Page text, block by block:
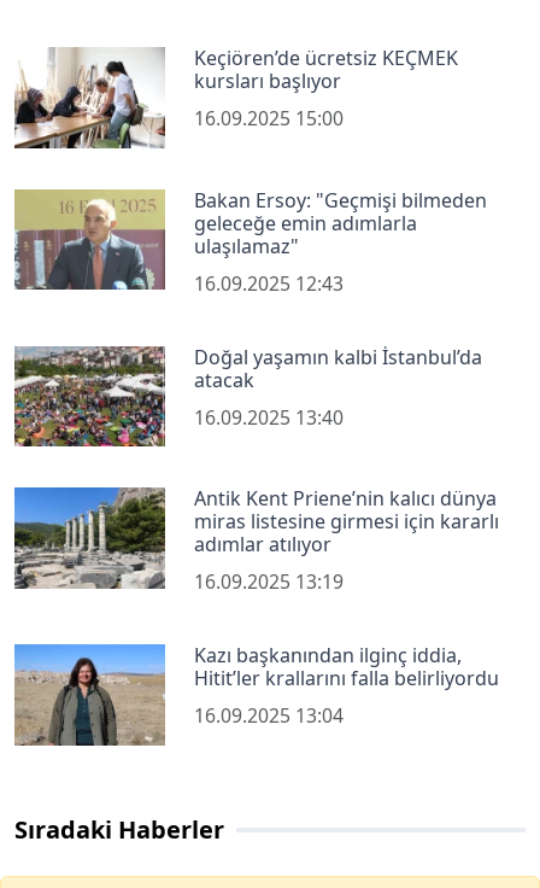
Keçiören’de ücretsiz KEÇMEK
kursları başlıyor
16.09.2025 15:00
Bakan Ersoy: "Geçmişi bilmeden
geleceğe emin adımlarla
ulaşılamaz"
16.09.2025 12:43
Doğal yaşamın kalbi İstanbul’da
atacak
16.09.2025 13:40
Antik Kent Priene’nin kalıcı dünya
miras listesine girmesi için kararlı
adımlar atılıyor
16.09.2025 13:19
Kazı başkanından ilginç iddia,
Hitit’ler krallarını falla belirliyordu
16.09.2025 13:04
Sıradaki Haberler